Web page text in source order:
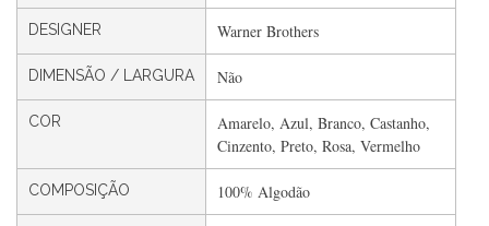
DESIGNER Warner Brothers
DIMENSÃO / LARGURA Não
COR
Amarelo, Azul, Branco, Castanho,
Cinzento, Preto, Rosa, Vermelho
COMPOSIÇÃO 100% Algodão
Gostei ,Serviço bastante rápido. recomendo
Filipa Freire
Rápido, atendimento 5*. Hoje chegará a segunda encomenda
feita de muitas certamente❤️